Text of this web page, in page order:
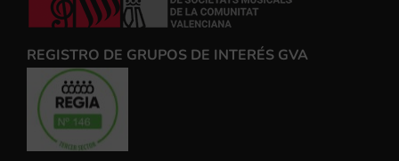
REGISTRO DE GRUPOS DE INTERÉS GVA